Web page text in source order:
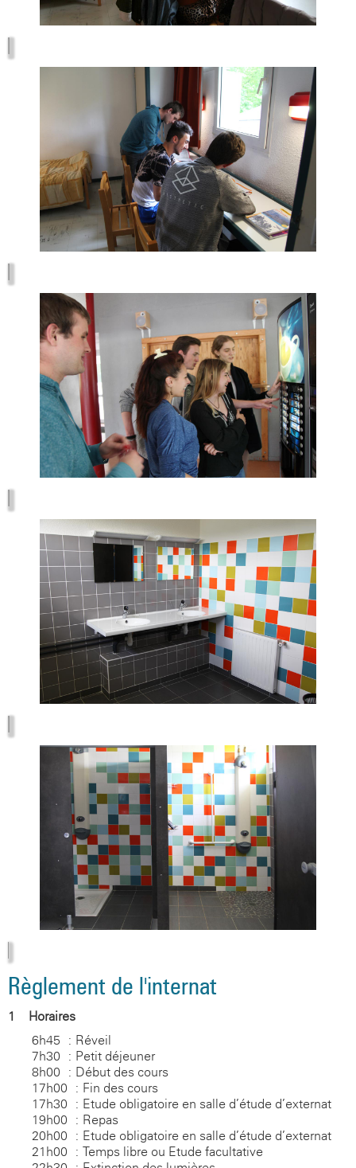
Règlement de l'internat
1 - Horaires
6h45 : Réveil
7h30 : Petit déjeuner
8h00 : Début des cours
17h00 : Fin des cours
17h30 : Etude obligatoire en salle d’étude d’externat
19h00 : Repas
20h00 : Etude obligatoire en salle d’étude d’externat
21h00 : Temps libre ou Etude facultative